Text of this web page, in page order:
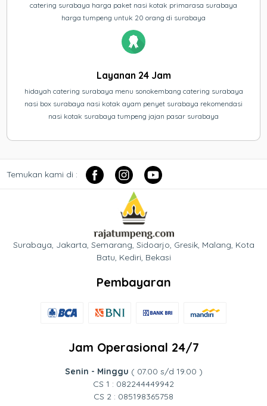
catering surabaya harga paket nasi kotak primarasa surabaya
harga tumpeng untuk 20 orang di surabaya
Layanan 24 Jam
hidayah catering surabaya menu sonokembang catering surabaya
nasi box surabaya nasi kotak ayam penyet surabaya rekomendasi
nasi kotak surabaya tumpeng jajan pasar surabaya
Temukan kami di :
Surabaya, Jakarta, Semarang, Sidoarjo, Gresik, Malang, Kota
Batu, Kediri, Bekasi
Pembayaran
Jam Operasional 24/7
Senin - Minggu ( 07.00 s/d 19.00 )
CS 1 : 082244449942
CS 2 : 085198365758